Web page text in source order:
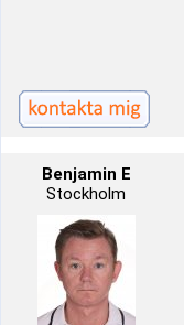
Benjamin E
Stockholm